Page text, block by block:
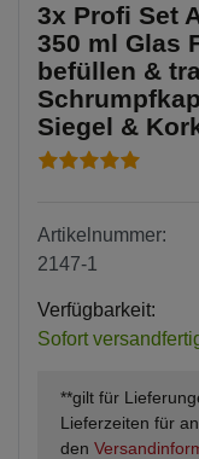
3x Profi Set
350 ml Glas
befüllen &
Siegel &
Artikelnummer:
2147-1
Verfügbarkeit:
Sofort
**gilt für
Lieferzeiten für
den